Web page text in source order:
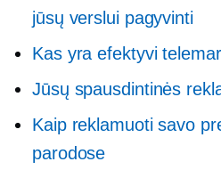
jūsų verslui pagyvinti
Kas yra efektyvi
Jūsų spausdintinės
Kaip reklamuoti savo
parodose